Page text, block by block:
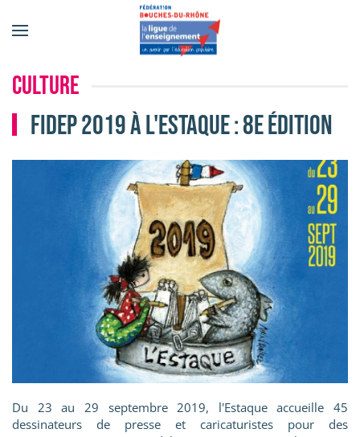
Accéder au contenu principal
Culture
FIDEP 2019 à l'Estaque : 8e édition
Du 23 au 29 septembre 2019, l'Estaque accueille 45
dessinateurs de presse et caricaturistes pour des